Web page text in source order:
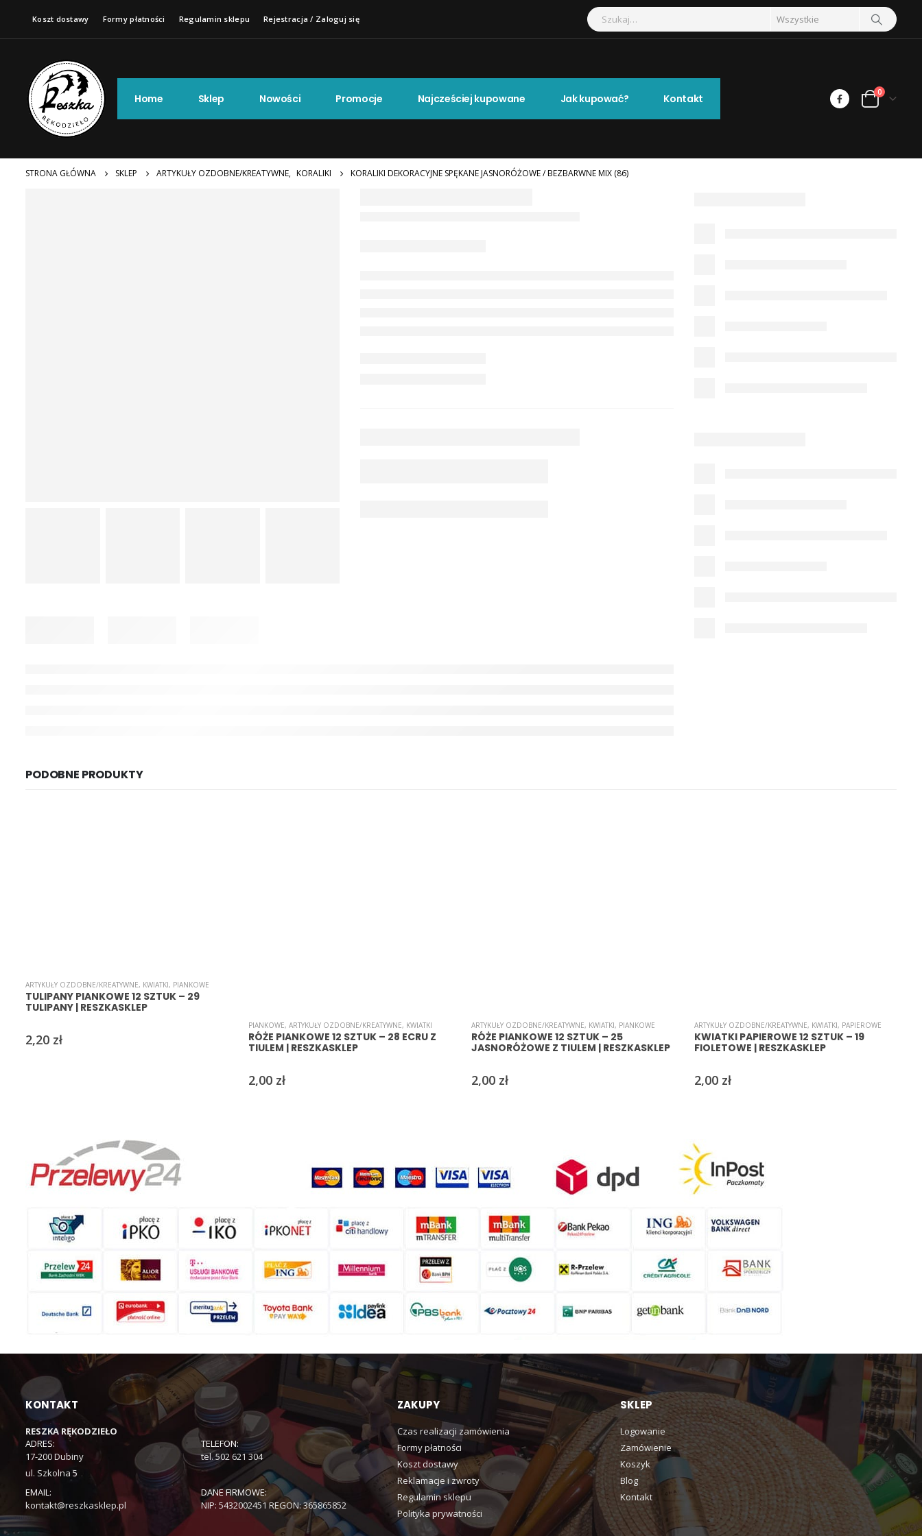
Koszt dostawy Formy płatności Regulamin sklepu Rejestracja / Zaloguj się
Home Sklep Nowości Promocje Najcześciej kupowane Jak kupować? Kontakt 0
STRONA GŁÓWNA SKLEP ARTYKUŁY OZDOBNE/KREATYWNE, KORALIKI KORALIKI DEKORACYJNE SPĘKANE JASNORÓŻOWE / BEZBARWNE MIX (86)
PODOBNE PRODUKTY
ARTYKUŁY OZDOBNE/KREATYWNE, KWIATKI, PIANKOWE
TULIPANY PIANKOWE 12 SZTUK – 29
TULIPANY | RESZKASKLEP
2,20 zł
PIANKOWE, ARTYKUŁY OZDOBNE/KREATYWNE, KWIATKI
RÓŻE PIANKOWE 12 SZTUK – 28 ECRU Z
TIULEM | RESZKASKLEP
2,00 zł
ARTYKUŁY OZDOBNE/KREATYWNE, KWIATKI, PIANKOWE
RÓŻE PIANKOWE 12 SZTUK – 25
JASNORÓŻOWE Z TIULEM | RESZKASKLEP
2,00 zł
ARTYKUŁY OZDOBNE/KREATYWNE, KWIATKI, PAPIEROWE
KWIATKI PAPIEROWE 12 SZTUK – 19
FIOLETOWE | RESZKASKLEP
2,00 zł
KONTAKT
RESZKA RĘKODZIEŁO
ADRES:
17-200 Dubiny
ul. Szkolna 5
TELEFON:
tel. 502 621 304
EMAIL:
kontakt@reszkasklep.pl
DANE FIRMOWE:
NIP: 5432002451 REGON: 365865852
ZAKUPY
Czas realizacji zamówienia
Formy płatności
Koszt dostawy
Reklamacje i zwroty
Regulamin sklepu
Polityka prywatności
SKLEP
Logowanie
Zamówienie
Koszyk
Blog
Kontakt